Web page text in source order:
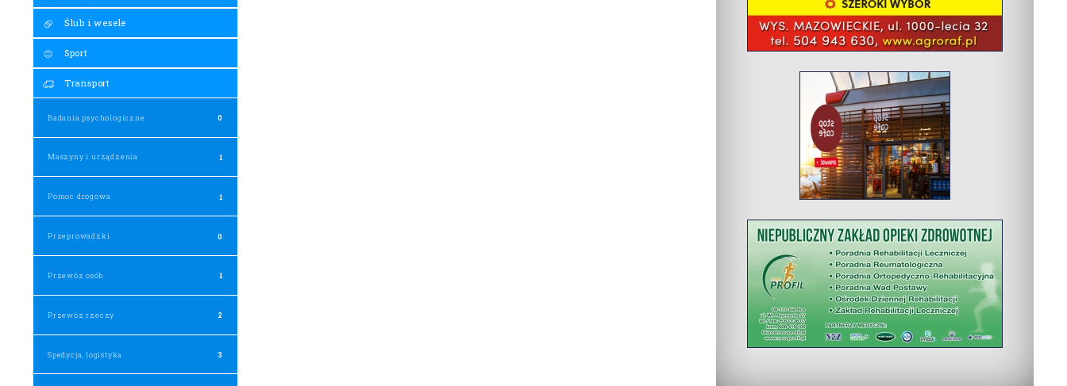
Ślub i wesele
Sport
Transport
Badania psychologiczne 0
Maszyny i urządzenia 1
Pomoc drogowa 1
Przeprowadzki 0
Przewóz osób 1
Przewóz rzeczy 2
Spedycja, logistyka 3